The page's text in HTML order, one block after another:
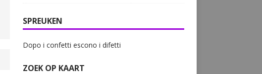
SPREUKEN
Dopo i confetti escono i difetti
ZOEK OP KAART